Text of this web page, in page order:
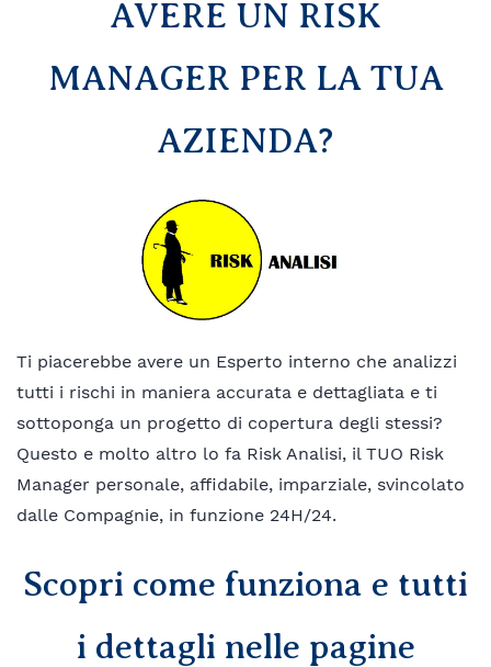
AVERE UN RISK
MANAGER PER LA TUA
AZIENDA?
Ti piacerebbe avere un Esperto interno che analizzi
tutti i rischi in maniera accurata e dettagliata e ti
sottoponga un progetto di copertura degli stessi?
Questo e molto altro lo fa Risk Analisi, il TUO Risk
Manager personale, affidabile, imparziale, svincolato
dalle Compagnie, in funzione 24H/24.
Scopri come funziona e tutti
i dettagli nelle pagine